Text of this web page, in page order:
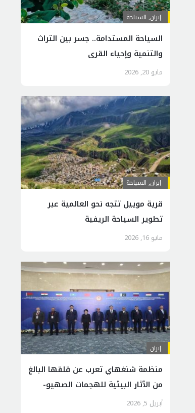
إيران, السياحة
السياحة المستدامة.. جسر بين التراث
والتنمية وإحياء القرى
مايو 20, 2026
إيران, السياحة
قرية موييل تتجه نحو العالمية عبر
تطوير السياحة الريفية
مايو 16, 2026
إيران
منظمة شنغهاي تعرب عن قلقها البالغ
من الآثار البيئية للهجمات الصهيو-
أمريكية على إيران
أبريل 5, 2026